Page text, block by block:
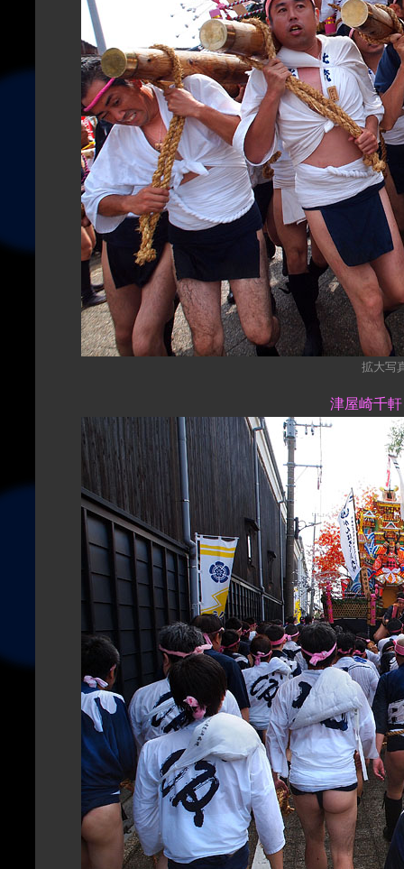
拡大写
津屋崎千